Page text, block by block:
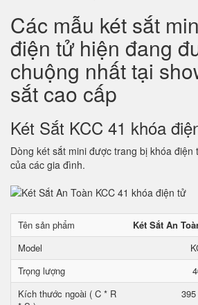
Các mẫu két sắt
điện tử hiện đang
chuộng nhất tại
sắt cao cấp
Két Sắt KCC 41 khóa
Dòng két sắt mini được trang bị khóa điện
của các gia đình.
Tên sản phẩm
Két Sắt An
Model
Trọng lượng
Kích thước ngoài ( C * R